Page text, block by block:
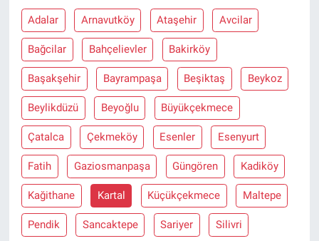
Adalar Arnavutköy Ataşehir Avcilar
Bağcilar Bahçelievler Bakirköy
Başakşehir Bayrampaşa Beşiktaş Beykoz
Beylikdüzü Beyoğlu Büyükçekmece
Çatalca Çekmeköy Esenler Esenyurt
Fatih Gaziosmanpaşa Güngören Kadiköy
Kağithane Kartal Küçükçekmece Maltepe
Pendik Sancaktepe Sariyer Silivri